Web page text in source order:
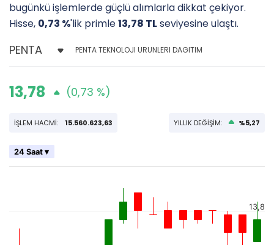
bugünkü işlemlerde güçlü alımlarla dikkat çekiyor.
Hisse, 0,73 %'lik primle13,78 TLseviyesine ulaştı.
PENTA TEKNOLOJI URUNLERI DAGITIM
13,78 (0,73 %)
İŞLEM HACMİ: 15.560.623,63 YILLIK DEĞİŞİM: %5,27
24 Saat ▾
13,8